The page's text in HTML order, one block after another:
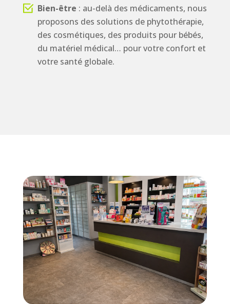
Bien-être : au-delà des médicaments, nous
proposons des solutions de phytothérapie,
des cosmétiques, des produits pour bébés,
du matériel médical… pour votre confort et
votre santé globale.